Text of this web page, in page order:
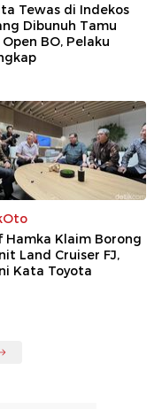
Tewas di Indekos
Dibunuh Tamu
BO, Pelaku
Hamka Klaim Borong
Land Cruiser FJ,
Kata Toyota